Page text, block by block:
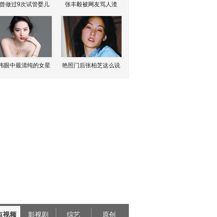
做过9次试管婴儿 张丰毅被网友骂人渣
眼中最清纯的女星 艳照门后张柏芝这么说
视频 影视剧 综艺 原创